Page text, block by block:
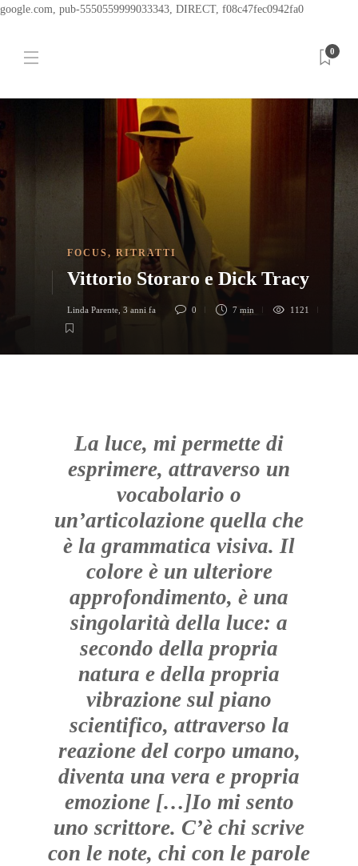
google.com, pub-5550559999033343, DIRECT, f08c47fec0942fa0
0
FOCUS, RITRATTI
Vittorio Storaro e Dick Tracy
Linda Parente, 3 anni fa 0 7 min 1121
La luce, mi permette di
esprimere, attraverso un
vocabolario o
un’articolazione quella che
è la grammatica visiva. Il
colore è un ulteriore
approfondimento, è una
singolarità della luce: a
secondo della propria
natura e della propria
vibrazione sul piano
scientifico, attraverso la
reazione del corpo umano,
diventa una vera e propria
emozione […]Io mi sento
uno scrittore. C’è chi scrive
con le note, chi con le parole